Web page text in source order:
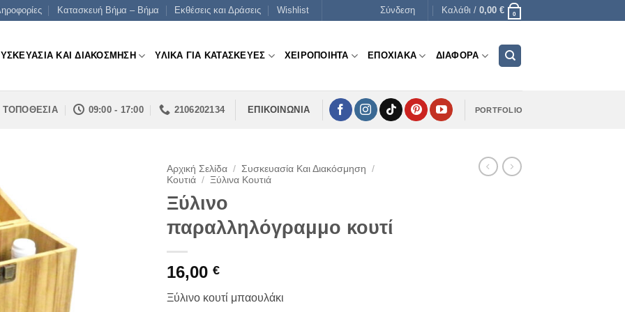
Κατασκευή Βήμα – Βήμα Εκθέσεις και Δράσεις Wishlist Σύνδεση Καλάθι / 0,00 € 0
ΚΑΙ ΔΙΑΚΟΣΜΗΣΗ ΥΛΙΚΑ ΓΙΑ ΚΑΤΑΣΚΕΥΕΣ ΧΕΙΡΟΠΟΙΗΤΑ ΕΠΟΧΙΑΚΑ ΔΙΑΦΟΡΑ
ΤΟΠΟΘΕΣΙΑ 09:00 - 17:00 2106202134 ΕΠΙΚΟΙΝΩΝΙΑ PORTFOLIO
Αρχική Σελίδα / Συσκευασία Και Διακόσμηση
/
Κουτιά / Ξύλινα Κουτιά
Ξύλινο
παραλληλόγραμμο κουτί
16,00 €
Ξύλινο κουτί μπαουλάκι